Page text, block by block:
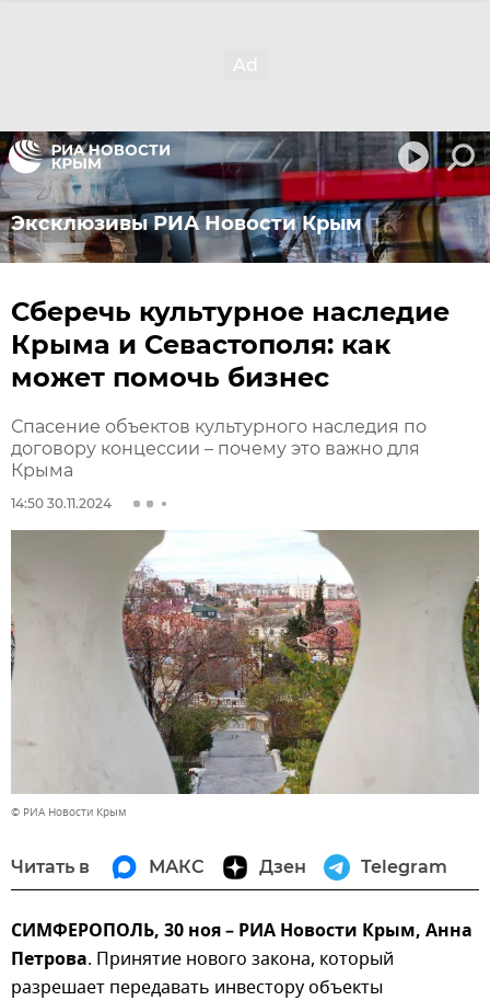
Эксклюзивы РИА Новости Крым
Сберечь культурное наследие
Крыма и Севастополя: как
может помочь бизнес
Спасение объектов культурного наследия по
договору концессии – почему это важно для
Крыма
14:50 30.11.2024
© РИА Новости Крым
Читать в МАКС Дзен Telegram
СИМФЕРОПОЛЬ, 30 ноя – РИА Новости Крым, Анна
Петрова. Принятие нового закона, который
разрешает передавать инвестору объекты